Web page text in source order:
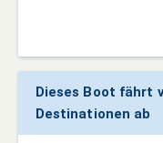
Dieses Boot fährt
Destinationen ab